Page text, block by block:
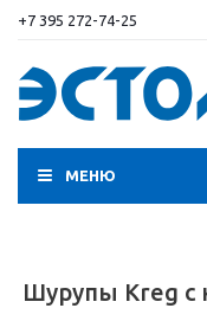
+7 395 272-74-25
МЕНЮ
Шурупы Kreg с